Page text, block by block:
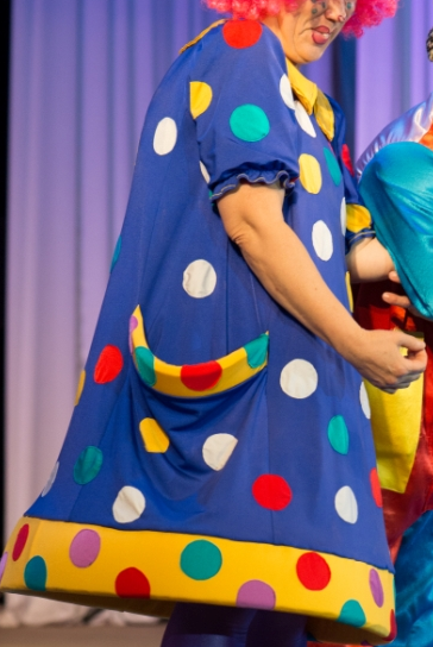
Приветствие Коллективы Новости
ОТЧЕТЫ
Финал Республиканского
цирковых коллективов
Приднестровского цирка"
Участники фестиваля:
Образцовый эстрадно-цирковой коллектив
Протягайловка, г. Бендеры , руководитель
Народный цирковой клоунский коллектив
досуговый центр «Шелковик» г.Бендеры,
культуры Приднестровской Молдавской
Олег Степанович Райлян;